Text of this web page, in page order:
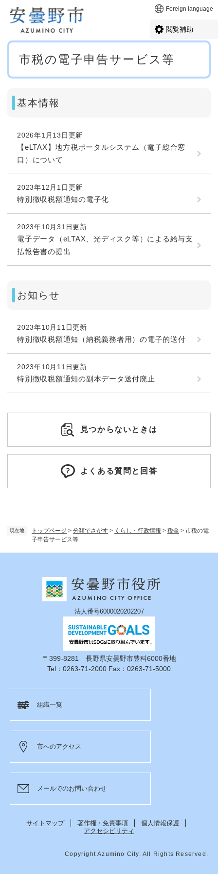
メニューを飛ばして本文へ Foreign language
閲覧補助
現在地 トップページ > 分類でさがす > くらし・行政情報 > 税金 > 市税の電
子申告サービス等
本
市税の電子申告サービス等
基本情報
2026年1月13日更新
【eLTAX】地方税ポータルシステム（電子総合窓
口）について
2023年12月1日更新
特別徴収税額通知の電子化
2023年10月31日更新
電子データ（eLTAX、光ディスク等）による給与支
払報告書の提出
お知らせ
2023年10月11日更新
特別徴収税額通知（納税義務者用）の電子的送付
2023年10月11日更新
特別徴収税額通知の副本データ送付廃止
見つからないときは
よくある質問と回答
法人番号6000020202207
〒399-8281 長野県安曇野市豊科6000番地
Tel：0263-71-2000 Fax：0263-71-5000
組織一覧
市へのアクセス
メールでのお問い合わせ
サイトマップ 著作権・免責事項
個人情報保護
アクセシビリティ
Copyright Azumino City. All Rights Reserved.